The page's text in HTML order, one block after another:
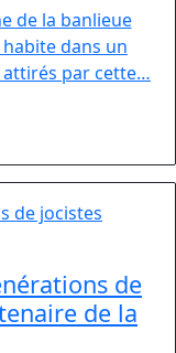
de la banlieue
dans un
attirés par cette…
de
de la